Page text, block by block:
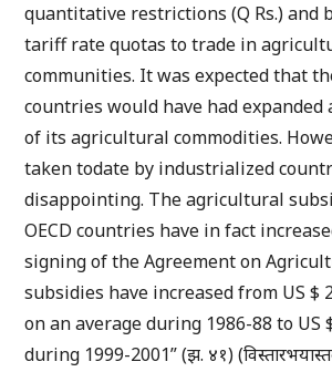
quantitative restrictions (Q Rs.) and
tariff rate quotas to trade in
communities. It was expected that
countries would have had expanded
of its agricultural commodities.
taken todate by industrialized
disappointing. The agricultural
OECD countries have in fact
signing of the Agreement on
subsidies have increased from US $
on an average during 1986-88 to US
during 1999-2001” (झ. ४१)